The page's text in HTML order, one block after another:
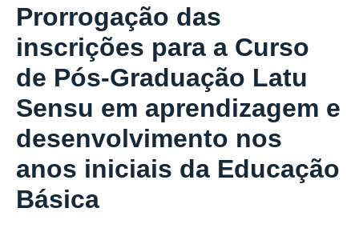
Prorrogação das
inscrições para a Curso
de Pós-Graduação Latu
Sensu em aprendizagem e
desenvolvimento nos
anos iniciais da Educação
Básica